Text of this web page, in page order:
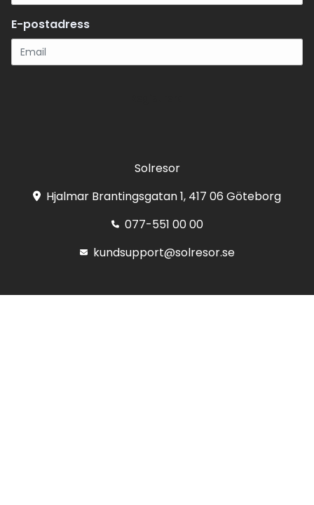
E-postadress
Solresor
Hjalmar Brantingsgatan 1, 417 06 Göteborg
077-551 00 00
kundsupport@solresor.se